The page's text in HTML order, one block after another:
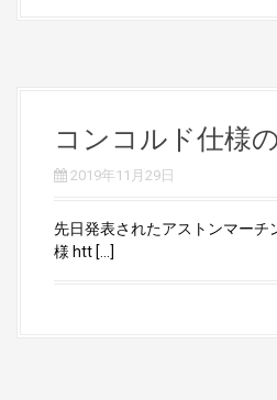
コンコルド仕様
2019年11月29日
先日発表されたアストンマーチ
様 htt […]